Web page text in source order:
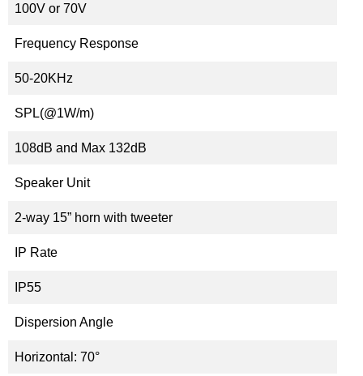
100V or 70V
Frequency Response
50-20KHz
SPL(@1W/m)
108dB and Max 132dB
Speaker Unit
2-way 15” horn with tweeter
IP Rate
IP55
Dispersion Angle
Horizontal: 70°